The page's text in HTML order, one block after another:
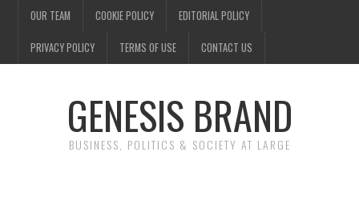
OUR TEAM COOKIE POLICY EDITORIAL POLICY
PRIVACY POLICY TERMS OF USE CONTACT US
GENESIS BRAND
BUSINESS, POLITICS & SOCIETY AT LARGE